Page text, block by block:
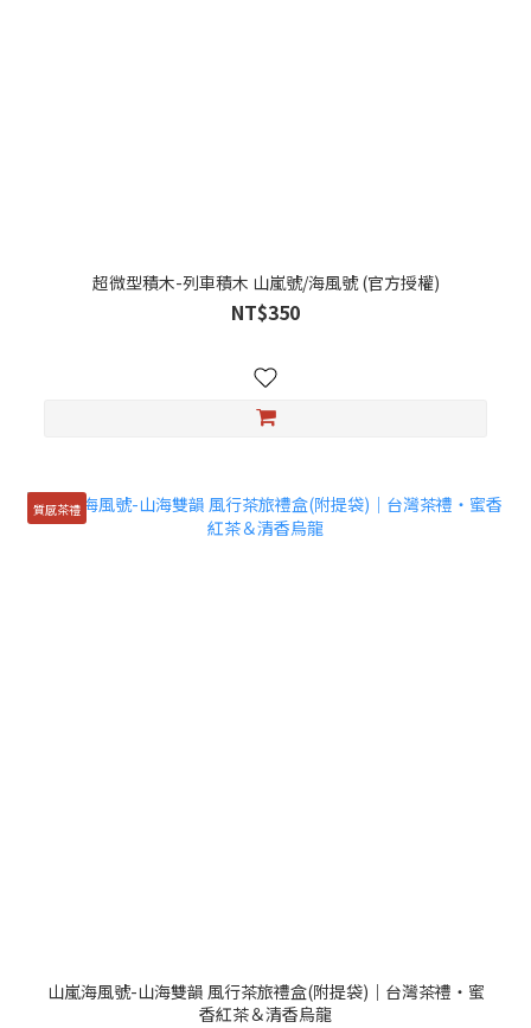
超微型積木-列車積木 山嵐號/海風號 (官方授權)
NT$350
質感茶禮
山嵐海風號-山海雙韻 風行茶旅禮盒(附提袋)｜台灣茶禮・蜜
香紅茶＆清香烏龍